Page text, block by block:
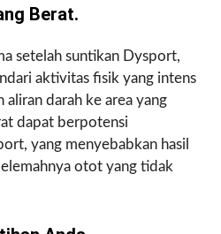
Berat.
setelah suntikan Dysport,
aktivitas fisik yang intens
darah ke area yang
dapat berpotensi
yang menyebabkan hasil
otot yang tidak